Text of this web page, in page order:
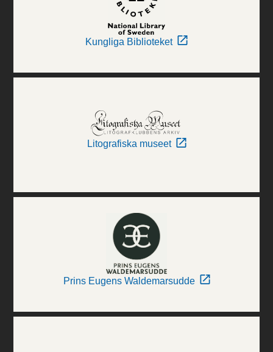
Kungliga Biblioteket
Litografiska museet
Prins Eugens Waldemarsudde